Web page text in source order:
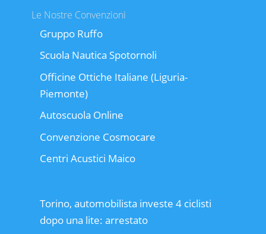
Le Nostre Convenzioni
Gruppo Ruffo
Scuola Nautica Spotornoli
Officine Ottiche Italiane (Liguria-
Piemonte)
Autoscuola Online
Convenzione Cosmocare
Centri Acustici Maico
Torino, automobilista investe 4 ciclisti
dopo una lite: arrestato